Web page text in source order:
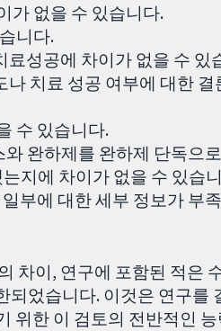
가 없을 수 있습니다.
니다.
료성공에 차이가 없을 수 있
치료 성공 여부에 대한 결
수 있습니다.
완하제를 완하제 단독으
지에 차이가 없을 수 있습
부에 대한 세부 정보가 부
차이, 연구에 포함된 적은
었습니다. 이것은 연구를
위한 이 검토의 전반적인